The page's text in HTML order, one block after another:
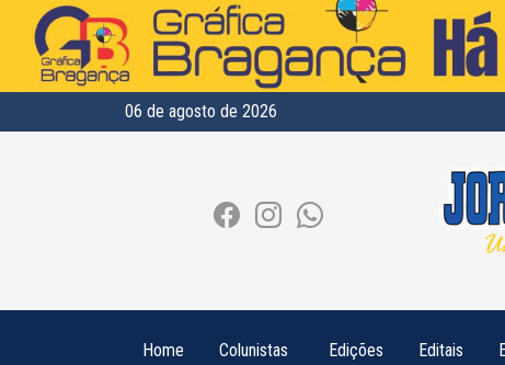
06 de agosto de 2026
Home Colunistas Edições Editais